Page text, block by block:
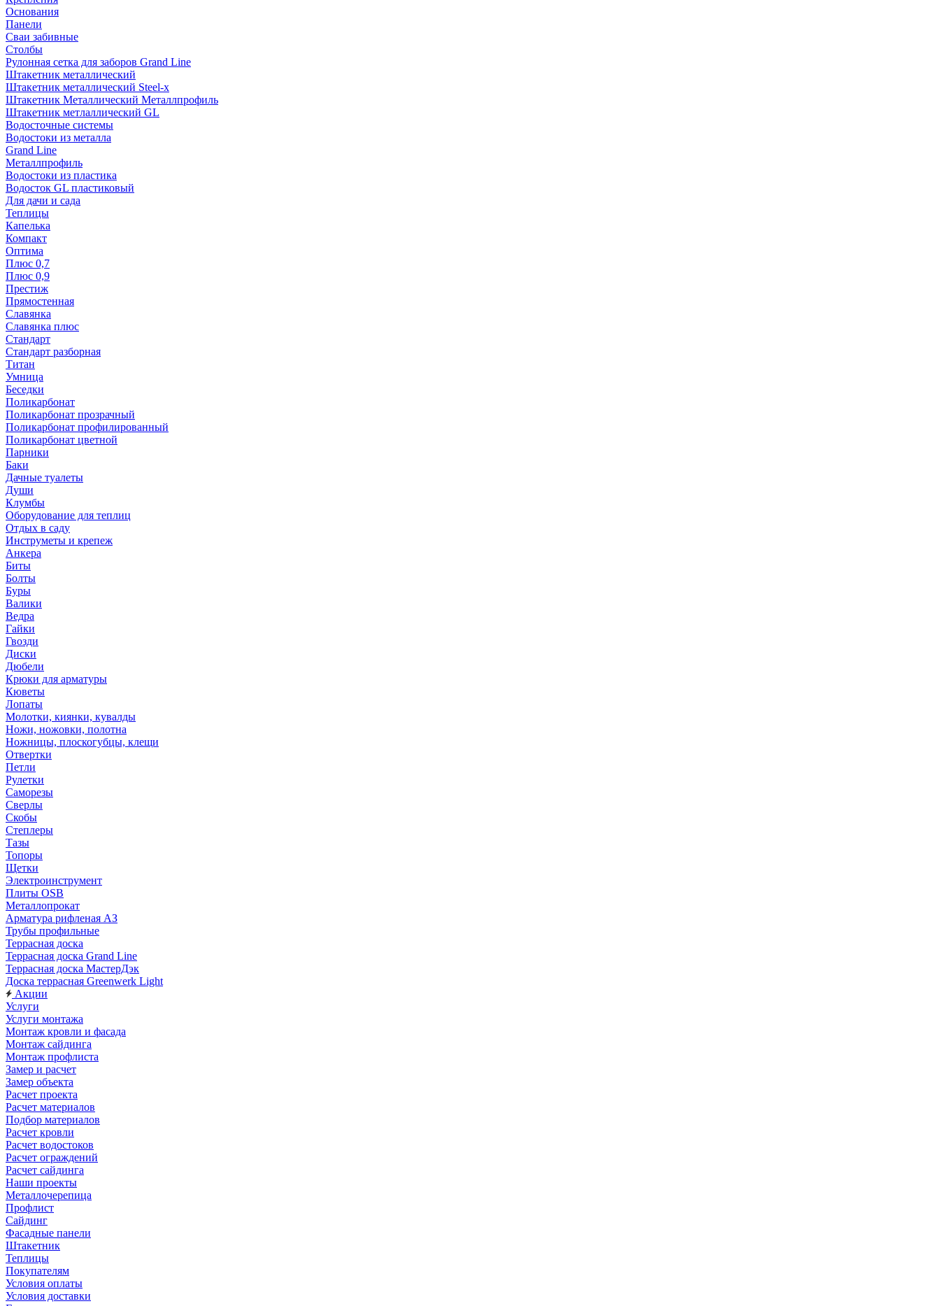
Основания
Панели
Сваи забивные
Столбы
Рулонная сетка для заборов Grand Line
Штакетник металлический
Штакетник металлический Steel-x
Штакетник Металлический Металлпрофиль
Штакетник метлаллический GL
Водосточные системы
Водостоки из металла
Grand Line
Металлпрофиль
Водостоки из пластика
Водосток GL пластиковый
Для дачи и сада
Теплицы
Капелька
Компакт
Оптима
Плюс 0,7
Плюс 0,9
Престиж
Прямостенная
Славянка
Славянка плюс
Стандарт
Стандарт разборная
Титан
Умница
Беседки
Поликарбонат
Поликарбонат прозрачный
Поликарбонат профилированный
Поликарбонат цветной
Парники
Баки
Дачные туалеты
Души
Клумбы
Оборудование для теплиц
Отдых в саду
Инструметы и крепеж
Анкера
Биты
Болты
Буры
Валики
Ведра
Гайки
Гвозди
Диски
Дюбели
Крюки для арматуры
Кюветы
Лопаты
Молотки, киянки, кувалды
Ножи, ножовки, полотна
Ножницы, плоскогубцы, клещи
Отвертки
Петли
Рулетки
Саморезы
Сверлы
Скобы
Степлеры
Тазы
Топоры
Щетки
Электроинструмент
Плиты OSB
Металлопрокат
Арматура рифленая АЗ
Трубы профильные
Террасная доска
Террасная доска Grand Line
Террасная доска МастерДэк
Доска террасная Greenwerk Light
Акции
Услуги
Услуги монтажа
Монтаж кровли и фасада
Монтаж сайдинга
Монтаж профлиста
Замер и расчет
Замер объекта
Расчет проекта
Расчет материалов
Подбор материалов
Расчет кровли
Расчет водостоков
Расчет ограждений
Расчет сайдинга
Наши проекты
Металлочерепица
Профлист
Сайдинг
Фасадные панели
Штакетник
Теплицы
Покупателям
Условия оплаты
Условия доставки